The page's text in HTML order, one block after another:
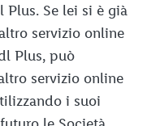
Plus. Se lei si è già
servizio online
Plus, può
servizio online
i suoi